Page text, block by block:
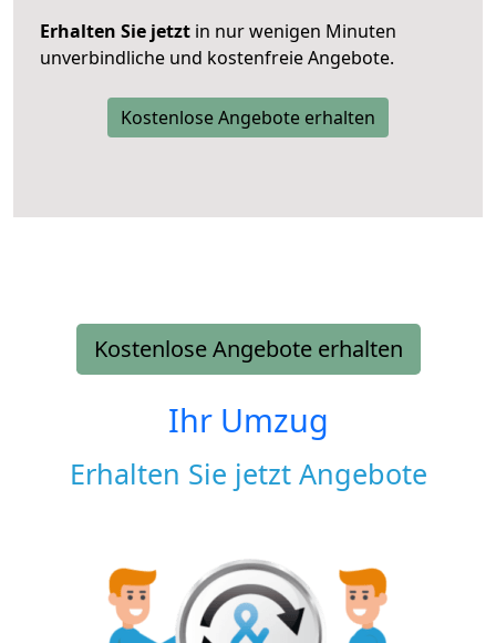
Erhalten Sie jetzt in nur wenigen Minuten
unverbindliche und kostenfreie Angebote.
Kostenlose Angebote erhalten
Kostenlose Angebote erhalten
Ihr Umzug
Erhalten Sie jetzt Angebote